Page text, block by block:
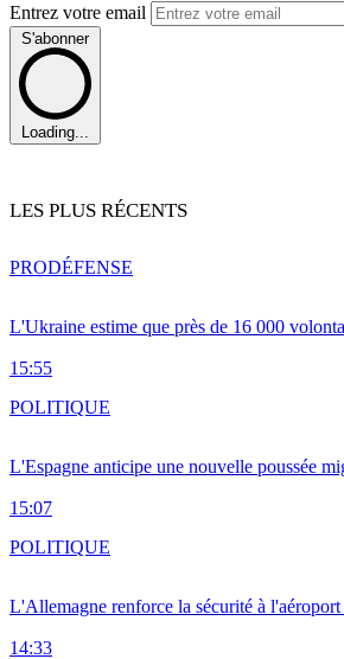
Entrez votre email
S'abonner
Loading...
LES PLUS RÉCENTS
L'Ukraine estime que près de 16 000
15:55
PRODÉFENSE
L'Espagne anticipe une nouvelle poussée
15:07
POLITIQUE
L'Allemagne renforce la sécurité à
14:33
POLITIQUE